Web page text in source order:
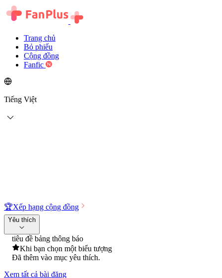
Trang chủ
Bỏ phiếu
Cộng đồng
Fanfic
Tiếng Việt
🏆Xếp hạng cộng đồng
Yêu thích
tiêu đề bảng thông báo
Khi bạn chọn một biểu tượng
Đã thêm vào mục yêu thích.
Xem tất cả bài đăng